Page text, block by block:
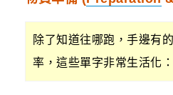
除了知道往哪跑，手邊有
率，這些單字非常生活化：